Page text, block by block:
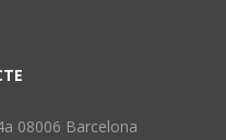
08006 Barcelona